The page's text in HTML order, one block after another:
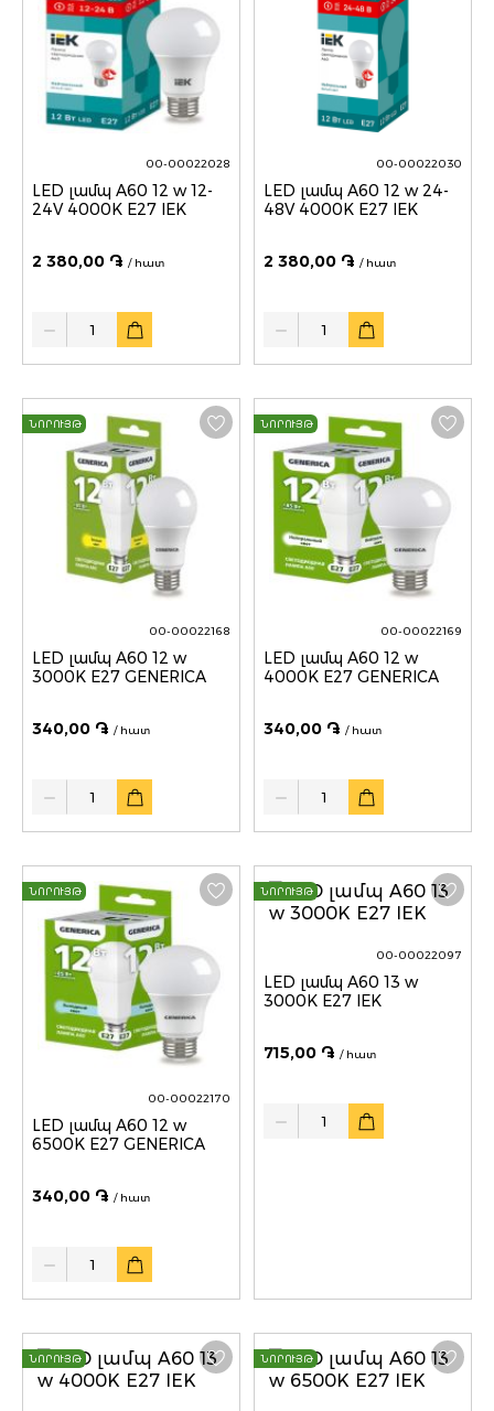
00-00022028
LED լամպ A60 12 w 12-
24V 4000K E27 IEK
2 380,00 ֏ / հատ
Quantity
00-00022030
LED լամպ A60 12 w 24-
48V 4000K E27 IEK
2 380,00 ֏ / հատ
Quantity
ՆՈՐՈՒՅԹ
00-00022168
LED լամպ A60 12 w
3000K E27 GENERICA
340,00 ֏ / հատ
Quantity
ՆՈՐՈՒՅԹ
00-00022169
LED լամպ A60 12 w
4000K E27 GENERICA
340,00 ֏ / հատ
Quantity
ՆՈՐՈՒՅԹ
00-00022170
LED լամպ A60 12 w
6500K E27 GENERICA
340,00 ֏ / հատ
Quantity
ՆՈՐՈՒՅԹ
00-00022097
LED լամպ A60 13 w
3000K E27 IEK
715,00 ֏ / հատ
Quantity
ՆՈՐՈՒՅԹ ՆՈՐՈՒՅԹ